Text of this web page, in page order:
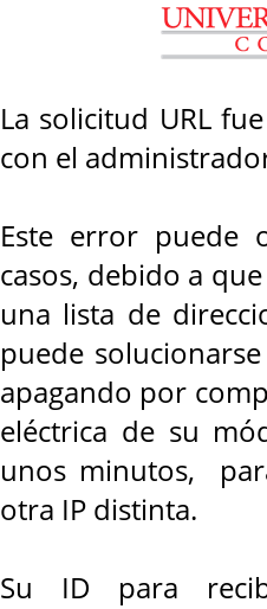
La solicitud URL
con el
Este error puede
casos, debido a
una lista de
puede
apagando por
eléctrica de su
unos minutos,
otra IP distinta.
Su ID para